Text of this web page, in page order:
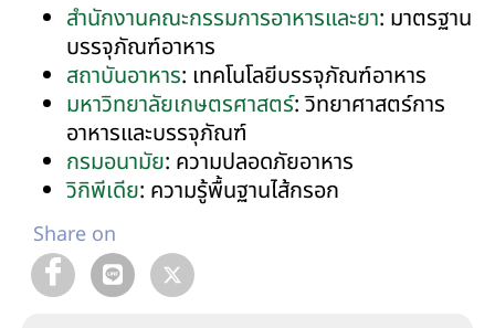
สำนักงานคณะกรรมการอาหารและยา: มาตรฐาน
บรรจุภัณฑ์อาหาร
สถาบันอาหาร: เทคโนโลยีบรรจุภัณฑ์อาหาร
มหาวิทยาลัยเกษตรศาสตร์: วิทยาศาสตร์การ
อาหารและบรรจุภัณฑ์
กรมอนามัย: ความปลอดภัยอาหาร
วิกิพีเดีย: ความรู้พื้นฐานไส้กรอก
Share on